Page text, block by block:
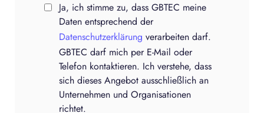
Ja, ich stimme zu, dass GBTEC meine
Daten entsprechend der
Datenschutzerklärung verarbeiten darf.
GBTEC darf mich per E-Mail oder
Telefon kontaktieren. Ich verstehe, dass
sich dieses Angebot ausschließlich an
Unternehmen und Organisationen
richtet.